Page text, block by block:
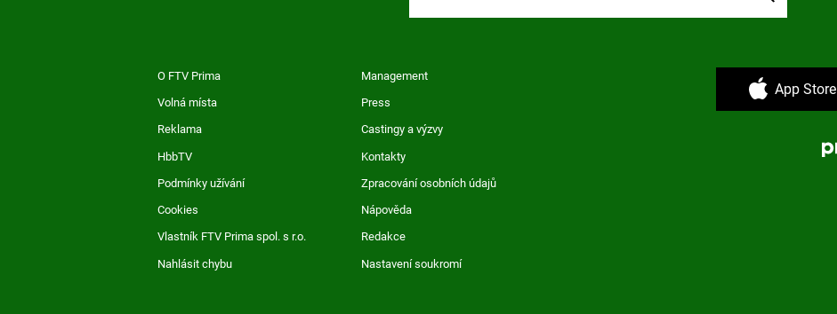
O FTV Prima Management
Volná místa Press
Reklama Castingy a výzvy
HbbTV Kontakty
Podmínky užívání Zpracování osobních údajů
Cookies Nápověda
Vlastník FTV Prima spol. s r.o. Redakce
Nahlásit chybu Nastavení soukromí
App Store